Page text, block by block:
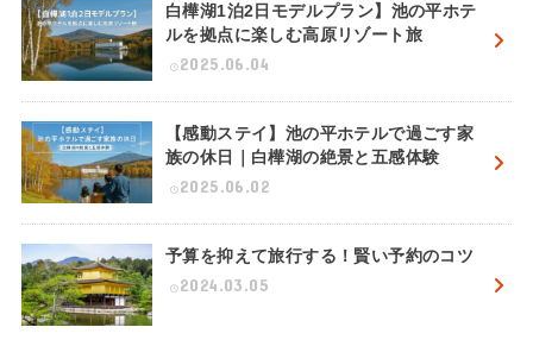
白樺湖1泊2日モデルプラン】池の平ホテ
ルを拠点に楽しむ高原リゾート旅
2025.06.04
【感動ステイ】池の平ホテルで過ごす家
族の休日｜白樺湖の絶景と五感体験
2025.06.02
予算を抑えて旅行する！賢い予約のコツ
2024.03.05